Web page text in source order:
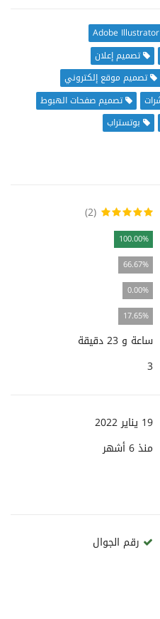
Adobe Illustrator
تصميم إعلان
تصميم موقع إلكتروني
تصميم صفحات الهبوط
بوتستراب
(2)
100.00%
66.67%
0.00%
17.65%
ساعة و 23 دقيقة
3
19 يناير 2022
منذ6 أشهر
رقم الجوال